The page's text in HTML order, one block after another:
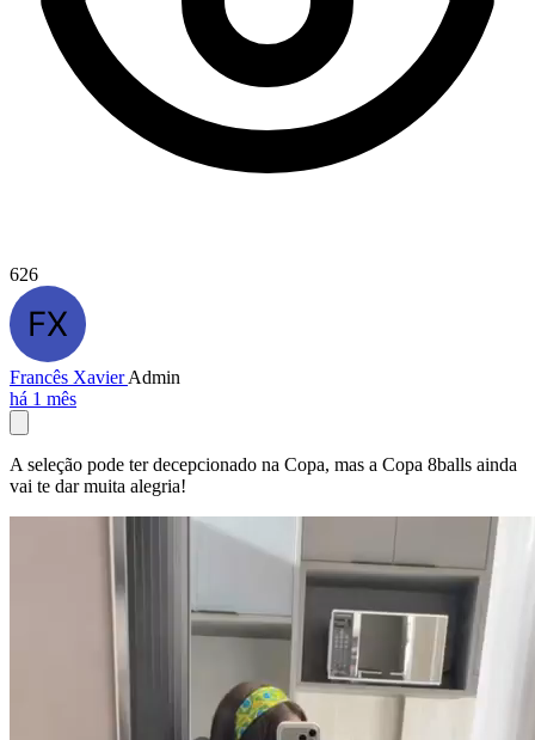
626
Francês XavierAdmin
há 1 mês
A seleção pode ter decepcionado na Copa, mas a Copa 8balls ainda
vai te dar muita alegria!